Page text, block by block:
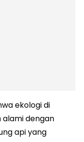
ekologi di
alami dengan
api yang